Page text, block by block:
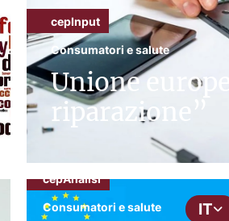
cepInput
Consumatori e salute
Unione
riparazione”
IT
cepAnalisi
Consumatori e salute